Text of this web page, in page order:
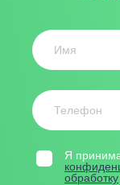
Я
обработку